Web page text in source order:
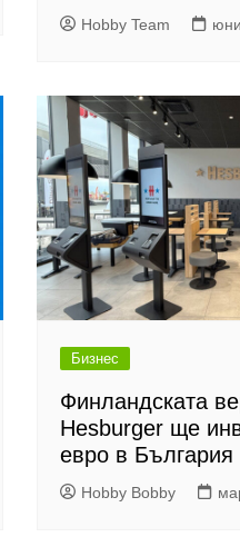
Hobby Team
Бизнес
Финландската
Hesburger ще
евро в България
Hobby Bobby